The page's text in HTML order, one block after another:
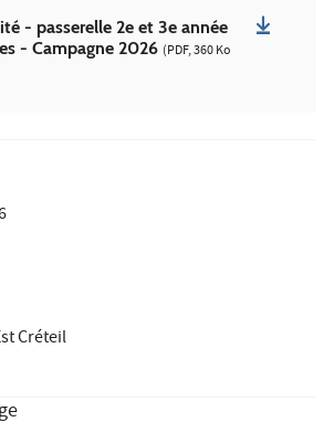
- passerelle 2e et 3e année
- Campagne 2026 (PDF, 360 Ko
Créteil